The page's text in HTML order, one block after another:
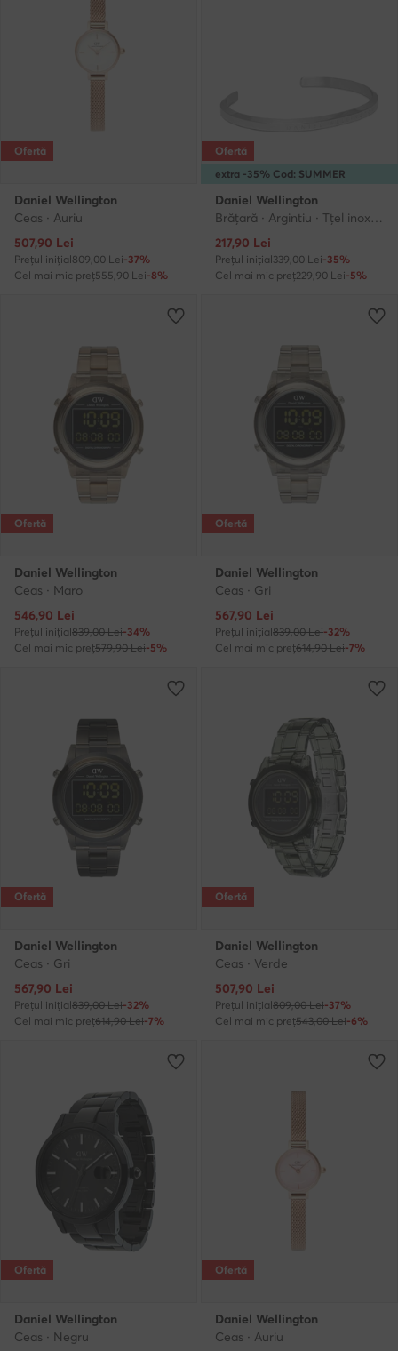
Ofertă
Daniel Wellington
Ceas · Auriu
Prețul actual
507,90 Lei
Prețul inițial809,00 Lei-37%
Cel mai mic preț555,90 Lei-8%
extra -35% Cod: SUMMER
Ofertă
Daniel Wellington
Brățară · Argintiu · Tțel inoxidabil
Prețul actual
217,90 Lei
Prețul inițial339,00 Lei-35%
Cel mai mic preț229,90 Lei-5%
Ofertă
Daniel Wellington
Ceas · Maro
Prețul actual
546,90 Lei
Prețul inițial839,00 Lei-34%
Cel mai mic preț579,90 Lei-5%
Ofertă
Daniel Wellington
Ceas · Gri
Prețul actual
567,90 Lei
Prețul inițial839,00 Lei-32%
Cel mai mic preț614,90 Lei-7%
Ofertă
Daniel Wellington
Ceas · Gri
Prețul actual
567,90 Lei
Prețul inițial839,00 Lei-32%
Cel mai mic preț614,90 Lei-7%
Ofertă
Daniel Wellington
Ceas · Verde
Prețul actual
507,90 Lei
Prețul inițial809,00 Lei-37%
Cel mai mic preț543,00 Lei-6%
Ofertă
Daniel Wellington
Ceas · Negru
Ofertă
Daniel Wellington
Ceas · Auriu